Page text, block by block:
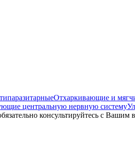
Отхаркивающие и
центральную нервную систему
консультируйтесь с Вашим